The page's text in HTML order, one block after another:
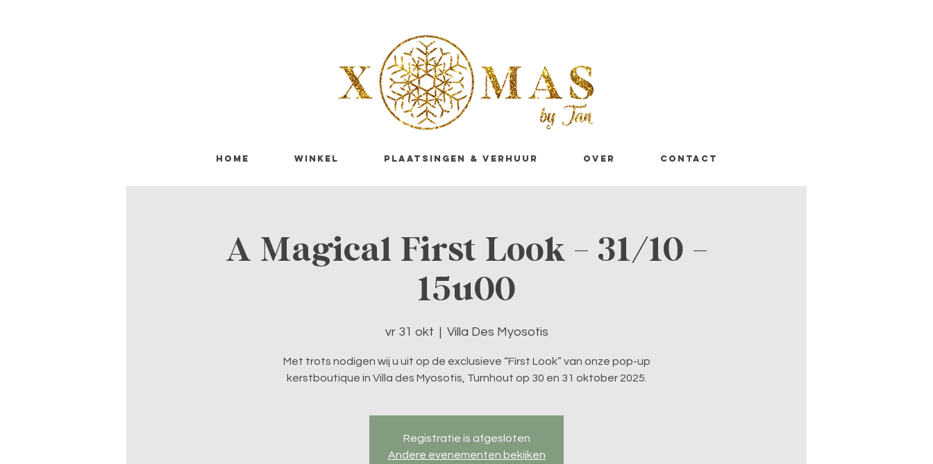
HOME WINKEL PLAATSINGEN & VERHUUR OVER CONTACT
A Magical First Look - 31/10 -
15u00
vr 31 okt Villa Des Myosotis
Met trots nodigen wij u uit op de exclusieve “First Look” van onze pop-up
kerstboutique in Villa des Myosotis, Turnhout op 30 en 31 oktober 2025.
Registratie is afgesloten
Andere evenementen bekijken